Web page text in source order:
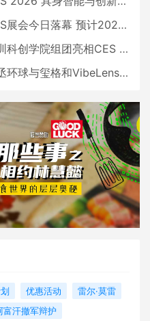
会今日落幕 预计2026行业收入将超五千亿美元
创学院组团亮相CES 广受好评
球与玺格和VibeLens共同推出全新耳机
优惠活动
雷尔·莫雷
富汗撤军辩护